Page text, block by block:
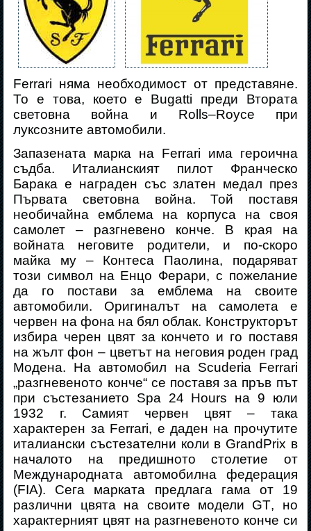
Ferrari няма необходимост от представяне.
То е това, което е Bugatti преди Втората
световна война и Rolls–Royce при
луксозните автомобили.
Запазената марка на Ferrari има героична
съдба. Италианският пилот Франческо
Барака е награден със златен медал през
Първата световна война. Той поставя
необичайна емблема на корпуса на своя
самолет – разгневено конче. В края на
войната неговите родители, и по-скоро
майка му – Контеса Паолина, подаряват
този символ на Енцо Ферари, с пожелание
да го постави за емблема на своите
автомобили. Оригиналът на самолета е
червен на фона на бял облак. Конструкторът
избира черен цвят за кончето и го поставя
на жълт фон – цветът на неговия роден град
Модена. На автомобил на Scuderia Ferrari
„разгневеното конче“ се поставя за пръв път
при състезанието Spa 24 Hours на 9 юли
1932 г. Самият червен цвят – така
характерен за Ferrari, е даден на прочутите
италиански състезателни коли в GrandPrix в
началото на предишното столетие от
Международната автомобилна федерация
(FIA). Сега марката предлага гама от 19
различни цвята на своите модели GT, но
характерният цвят на разгневеното конче си